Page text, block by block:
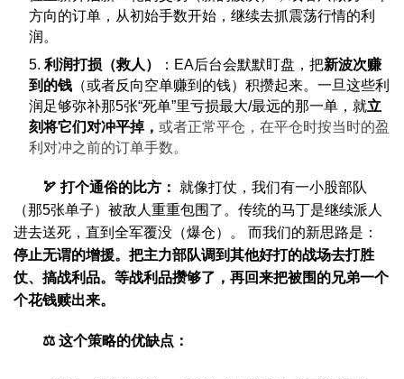
方向的订单，从初始手数开始，继续去抓震荡行情的利
润。
5. 利润打损（救人） ：EA后台会默默盯盘，把新波次赚
到的钱 （或者反向空单赚到的钱）积攒起来。一旦这些利
润足够弥补那5张“死单”里亏损最大/最远的那一单，就立
刻将它们对冲平掉， 或者正常平仓，在平仓时按当时的盈
利对冲之前的订单手数。
🏹 打个通俗的比方：
就像打仗，我们有一小股部队
（那5张单子）被敌人重重包围了。传统的马丁是继续派人
进去送死，直到全军覆没（爆仓）。 而我们的新思路是：
停止无谓的增援。把主力部队调到其他好打的战场去打胜
仗、搞战利品。等战利品攒够了，再回来把被围的兄弟一个
个花钱赎出来。
⚖️ 这个策略的优缺点：